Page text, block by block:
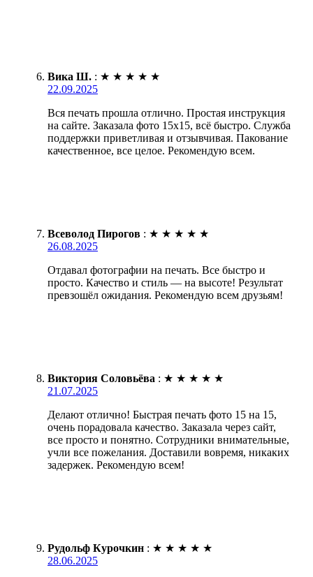
Вика Ш. : ★ ★ ★ ★ ★
22.09.2025
Вся печать прошла отлично. Простая инструкция
на сайте. Заказала фото 15х15, всё быстро. Служба
поддержки приветливая и отзывчивая. Пакование
качественное, все целое. Рекомендую всем.
Всеволод Пирогов : ★ ★ ★ ★ ★
26.08.2025
Отдавал фотографии на печать. Все быстро и
просто. Качество и стиль — на высоте! Результат
превзошёл ожидания. Рекомендую всем друзьям!
Виктория Соловьёва : ★ ★ ★ ★ ★
21.07.2025
Делают отлично! Быстрая печать фото 15 на 15,
очень порадовала качество. Заказала через сайт,
все просто и понятно. Сотрудники внимательные,
учли все пожелания. Доставили вовремя, никаких
задержек. Рекомендую всем!
Рудольф Курочкин : ★ ★ ★ ★ ★
28.06.2025